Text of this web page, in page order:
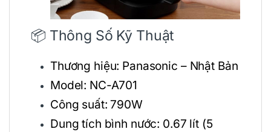
📦 Thông Số Kỹ Thuật
Thương hiệu: Panasonic – Nhật Bản
Model: NC-A701
Công suất: 790W
Dung tích bình nước: 0.67 lít (5